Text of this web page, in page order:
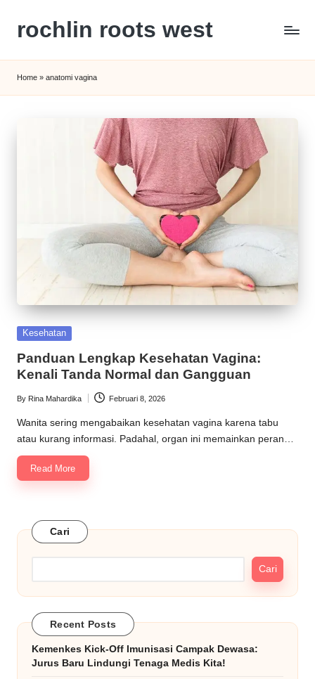
content
rochlin roots west
Home » anatomi vagina
Posted
Kesehatan
Panduan Lengkap Kesehatan Vagina:
Kenali Tanda Normal dan Gangguan
Posted
by
By Rina Mahardika Februari 8, 2026
Wanita sering mengabaikan kesehatan vagina karena tabu
atau kurang informasi. Padahal, organ ini memainkan peran…
Read More
Cari
Cari
Recent Posts
Kemenkes Kick-Off Imunisasi Campak Dewasa:
Jurus Baru Lindungi Tenaga Medis Kita!